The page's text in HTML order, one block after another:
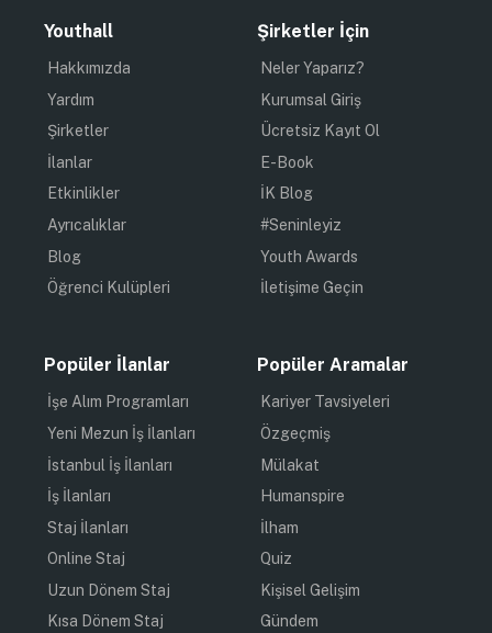
Youthall
Hakkımızda
Yardım
Şirketler
İlanlar
Etkinlikler
Ayrıcalıklar
Blog
Öğrenci Kulüpleri
Şirketler İçin
Neler Yaparız?
Kurumsal Giriş
Ücretsiz Kayıt Ol
E-Book
İK Blog
#Seninleyiz
Youth Awards
İletişime Geçin
Popüler İlanlar
İşe Alım Programları
Yeni Mezun İş İlanları
İstanbul İş İlanları
İş İlanları
Staj İlanları
Online Staj
Uzun Dönem Staj
Kısa Dönem Staj
Popüler Aramalar
Kariyer Tavsiyeleri
Özgeçmiş
Mülakat
Humanspire
İlham
Quiz
Kişisel Gelişim
Gündem